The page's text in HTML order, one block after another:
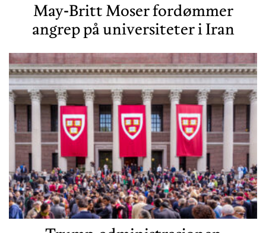
May-Britt Moser fordømmer
angrep på universiteter i Iran